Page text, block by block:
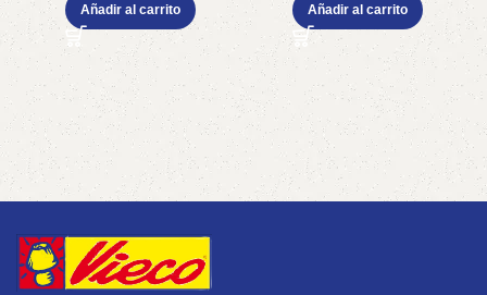
Añadir al carrito
Añadir al carrito